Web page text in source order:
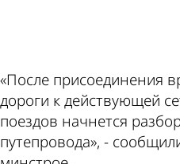
«После присоединения
дороги к действующей
поездов начнется
путепровода», -